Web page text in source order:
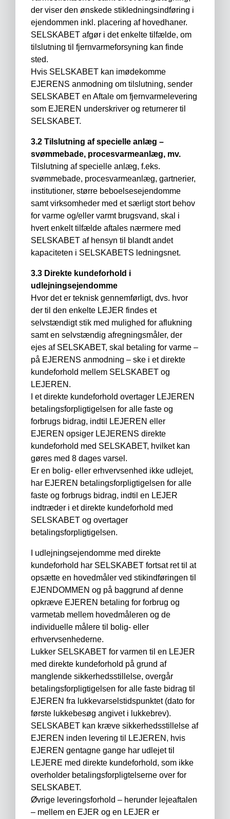
der viser den ønskede stikledningsindføring i
ejendommen inkl. placering af hovedhaner.
SELSKABET afgør i det enkelte tilfælde, om
tilslutning til fjernvarmeforsyning kan finde
sted.
Hvis SELSKABET kan imødekomme
EJERENS anmodning om tilslutning, sender
SELSKABET en Aftale om fjernvarmelevering
som EJEREN underskriver og returnerer til
SELSKABET.
3.2 Tilslutning af specielle anlæg –
svømmebade, procesvarmeanlæg, mv.
Tilslutning af specielle anlæg, f.eks.
svømmebade, procesvarmeanlæg, gartnerier,
institutioner, større beboelsesejendomme
samt virksomheder med et særligt stort behov
for varme og/eller varmt brugsvand, skal i
hvert enkelt tilfælde aftales nærmere med
SELSKABET af hensyn til blandt andet
kapaciteten i SELSKABETS ledningsnet.
3.3 Direkte kundeforhold i
udlejningsejendomme
Hvor det er teknisk gennemførligt, dvs. hvor
der til den enkelte LEJER findes et
selvstændigt stik med mulighed for aflukning
samt en selvstændig afregningsmåler, der
ejes af SELSKABET, skal betaling for varme –
på EJERENS anmodning – ske i et direkte
kundeforhold mellem SELSKABET og
LEJEREN.
I et direkte kundeforhold overtager LEJEREN
betalingsforpligtigelsen for alle faste og
forbrugs bidrag, indtil LEJEREN eller
EJEREN opsiger LEJERENS direkte
kundeforhold med SELSKABET, hvilket kan
gøres med 8 dages varsel.
Er en bolig- eller erhvervsenhed ikke udlejet,
har EJEREN betalingsforpligtigelsen for alle
faste og forbrugs bidrag, indtil en LEJER
indtræder i et direkte kundeforhold med
SELSKABET og overtager
betalingsforpligtigelsen.
I udlejningsejendomme med direkte
kundeforhold har SELSKABET fortsat ret til at
opsætte en hovedmåler ved stikindføringen til
EJENDOMMEN og på baggrund af denne
opkræve EJEREN betaling for forbrug og
varmetab mellem hovedmåleren og de
individuelle målere til bolig- eller
erhvervsenhederne.
Lukker SELSKABET for varmen til en LEJER
med direkte kundeforhold på grund af
manglende sikkerhedsstillelse, overgår
betalingsforpligtigelsen for alle faste bidrag til
EJEREN fra lukkevarselstidspunktet (dato for
første lukkebesøg angivet i lukkebrev).
SELSKABET kan kræve sikkerhedsstillelse af
EJEREN inden levering til LEJEREN, hvis
EJEREN gentagne gange har udlejet til
LEJERE med direkte kundeforhold, som ikke
overholder betalingsforpligtelserne over for
SELSKABET.
Øvrige leveringsforhold – herunder lejeaftalen
– mellem en EJER og en LEJER er